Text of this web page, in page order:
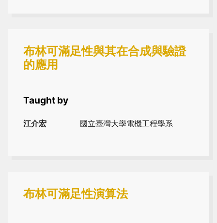
布林可滿足性與其在合成與驗證
的應用
Taught by
江介宏 國立臺灣大學電機工程學系
布林可滿足性演算法